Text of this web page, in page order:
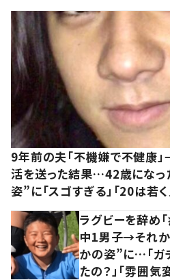
9年前の夫「不機嫌で不健康
活を送った結果…42歳になっ
姿”に「スゴすぎる」「20は若く
ラグビーを辞め
中1男子→それか
かの姿”に…「ガ
たの？」「雰囲気